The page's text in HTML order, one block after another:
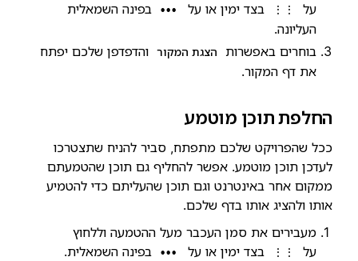
על
⋮⋮ בצד ימין או על •••
בפינה השמאלית
העליונה.
בוחרים באפשרות
הצגת המקור והדפדפן שלכם יפתח
את דף המקור.
החלפת תוכן מוטמע
ככל שהפרויקט שלכם מתפתח, סביר להניח שתצטרכו
לעדכן תוכן מוטמע. אפשר להחליף גם תוכן שהטמעתם
ממקום אחר באינטרנט וגם תוכן שהעליתם כדי להטמיע
אותו ולהציג אותו בדף שלכם.
מעבירים את סמן העכבר מעל ההטמעה וללחוץ
על
⋮⋮ בצד ימין או על •••
בפינה השמאלית.